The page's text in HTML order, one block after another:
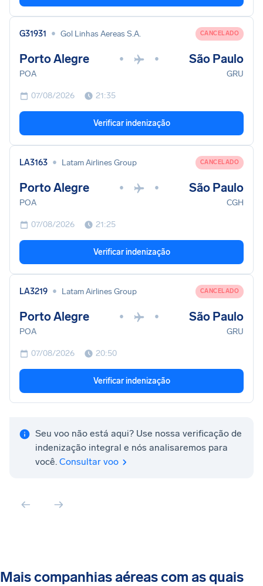
G31931 • Gol Linhas Aereas S.A. CANCELADO
Porto Alegre • • São Paulo
POA GRU
07/08/2026 21:35
Verificar indenização
LA3163 • Latam Airlines Group CANCELADO
Porto Alegre • • São Paulo
POA CGH
07/08/2026 21:25
Verificar indenização
LA3219 • Latam Airlines Group CANCELADO
Porto Alegre • • São Paulo
POA GRU
07/08/2026 20:50
Verificar indenização
Seu voo não está aqui? Use nossa verificação de
indenização integral e nós analisaremos para
você. Consultar voo
Mais companhias aéreas com as quais